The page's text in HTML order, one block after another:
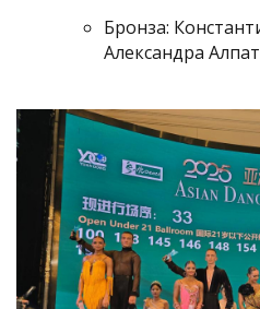
Бронза:
Александра